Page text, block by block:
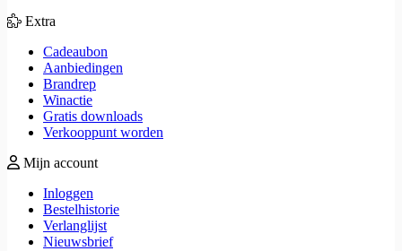
Extra
Cadeaubon
Aanbiedingen
Brandrep
Winactie
Gratis downloads
Verkooppunt worden
Mijn account
Inloggen
Bestelhistorie
Verlanglijst
Nieuwsbrief